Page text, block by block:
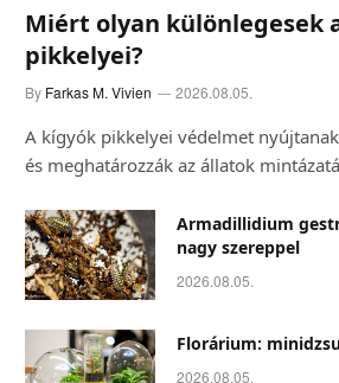
Miért olyan különlegesek
pikkelyei?
By Farkas M. Vivien 2026.08.05.
A kígyók pikkelyei védelmet
és meghatározzák az állatok
Armadillidium
nagy szereppel
2026.08.05.
Florárium:
2026.08.05.